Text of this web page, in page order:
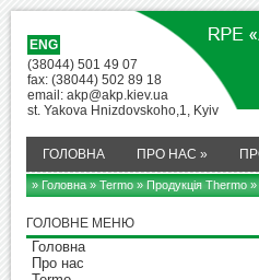
ENG
(38044) 501 49 07
fax: (38044) 502 89 18
email: akp@akp.kiev.ua
st. Yakova Hnizdovskoho,1, Kyiv
ГОЛОВНА ПРО НАС »
» Головна»Termo»Продукція Thermo»
ГОЛОВНЕ МЕНЮ
Головна
Про нас